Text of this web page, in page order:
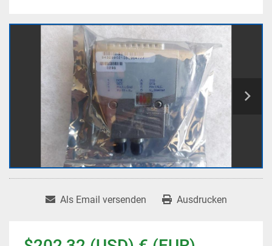
Als Email versenden Ausdrucken